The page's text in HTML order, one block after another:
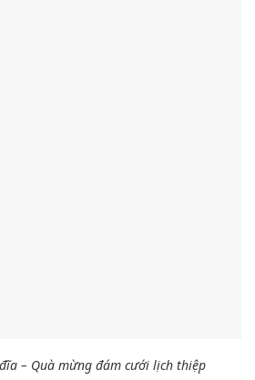
– Quà mừng đám cưới lịch thiệp